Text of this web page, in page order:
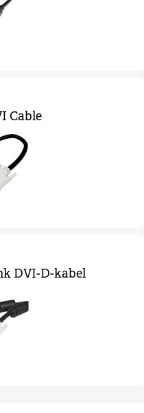
Cable
DVI-D-kabel